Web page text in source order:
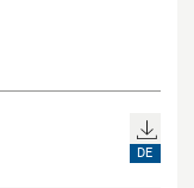
DE